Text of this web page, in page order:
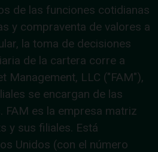
de las funciones cotidianas
y compraventa de valores a
la toma de decisiones
de la cartera corre a
Management, LLC ("FAM"),
se encargan de las
FAM es la empresa matriz
y sus filiales. Está
Unidos (con el número